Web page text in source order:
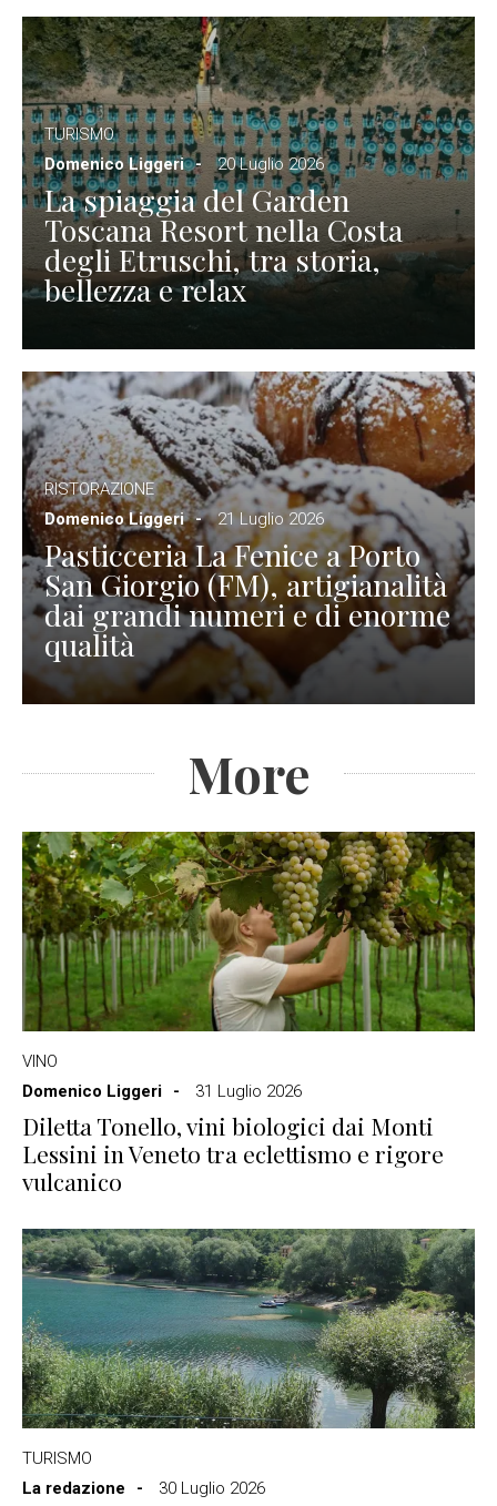
TURISMO
Domenico Liggeri
20 Luglio 2026
La spiaggia del Garden
Toscana Resort nella Costa
degli Etruschi, tra storia,
bellezza e relax
RISTORAZIONE
Domenico Liggeri
21 Luglio 2026
Pasticceria La Fenice a Porto
San Giorgio (FM), artigianalità
dai grandi numeri e di enorme
qualità
More
VINO
Domenico Liggeri
31 Luglio 2026
Diletta Tonello, vini biologici dai Monti
Lessini in Veneto tra eclettismo e rigore
vulcanico
TURISMO
La redazione
30 Luglio 2026